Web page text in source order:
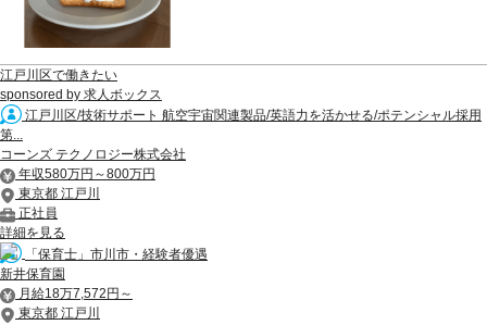
江戸川区で働きたい
sponsored by 求人ボックス
江戸川区/技術サポート 航空宇宙関連製品/英語力を活かせる/ポテンシャル採用
第...
コーンズ テクノロジー株式会社
年収580万円～800万円
東京都 江戸川
正社員
詳細を見る
「保育士」市川市・経験者優遇
新井保育園
月給18万7,572円～
東京都 江戸川